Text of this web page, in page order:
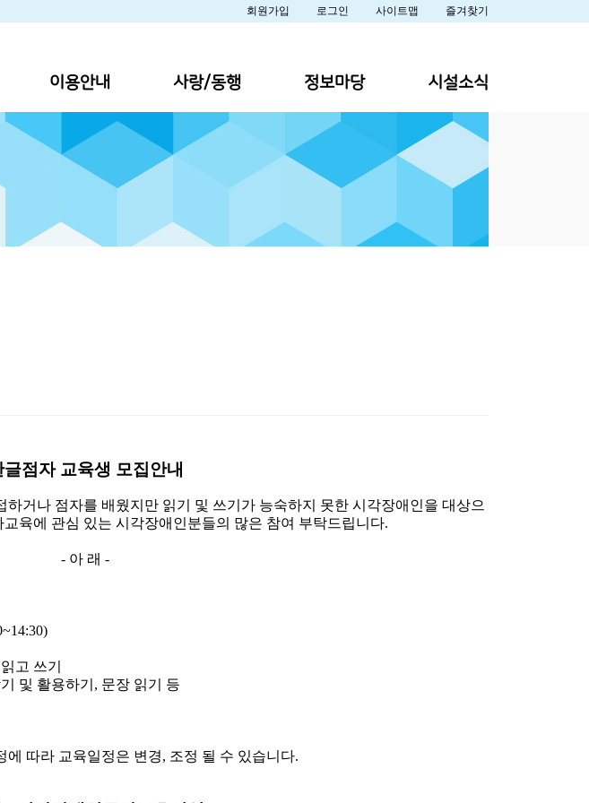
회원가입 로그인 사이트맵 즐겨찾기
이용안내 사랑/동행 정보마당 시설소식
글점자 교육생 모집안내
거나 점자를 배웠지만 읽기 및 쓰기가 능숙하지 못한 시각장애인을 대상으
교육에 관심 있는 시각장애인분들의 많은 참여 부탁드립니다.
- 아 래 -
고 쓰기
및 활용하기 , 문장 읽기 등
에 따라 교육일정은 변경, 조정 될 수 있습니다.